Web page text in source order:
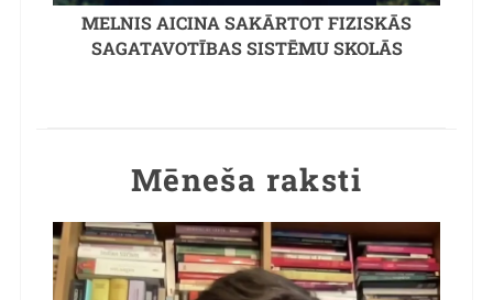
MELNIS AICINA SAKĀRTOT FIZISKĀS
SAGATAVOTĪBAS SISTĒMU SKOLĀS
Mēneša raksti